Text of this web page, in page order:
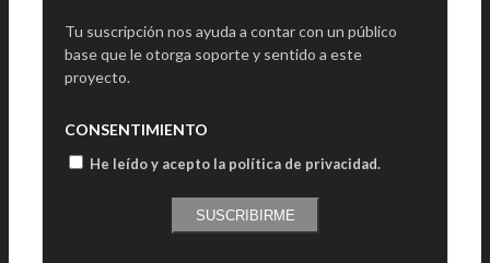
Tu suscripción nos ayuda a contar con un público
base que le otorga soporte y sentido a este
proyecto.
CONSENTIMIENTO
He leído y acepto la política de privacidad.
SUSCRIBIRME